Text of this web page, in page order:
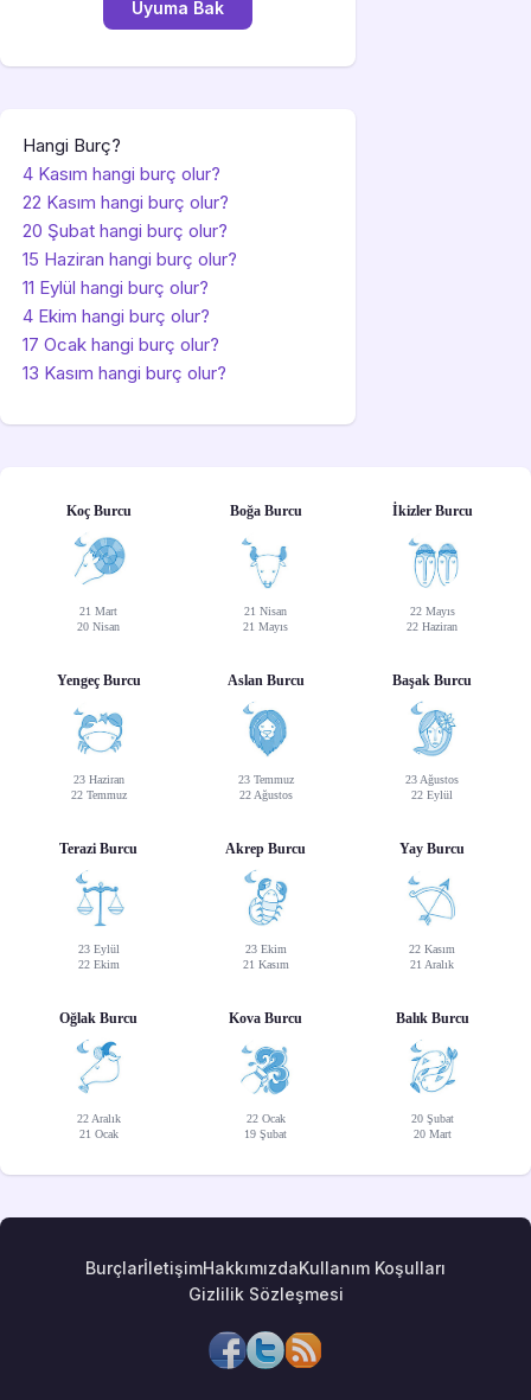
Hangi Burç?
4 Kasım hangi burç olur?
22 Kasım hangi burç olur?
20 Şubat hangi burç olur?
15 Haziran hangi burç olur?
11 Eylül hangi burç olur?
4 Ekim hangi burç olur?
17 Ocak hangi burç olur?
13 Kasım hangi burç olur?
Koç Burcu
21 Mart
20 Nisan
Boğa Burcu
21 Nisan
21 Mayıs
İkizler Burcu
22 Mayıs
22 Haziran
Yengeç Burcu
23 Haziran
22 Temmuz
Aslan Burcu
23 Temmuz
22 Ağustos
Başak Burcu
23 Ağustos
22 Eylül
Terazi Burcu
23 Eylül
22 Ekim
Akrep Burcu
23 Ekim
21 Kasım
Yay Burcu
22 Kasım
21 Aralık
Oğlak Burcu
22 Aralık
21 Ocak
Kova Burcu
22 Ocak
19 Şubat
Balık Burcu
20 Şubat
20 Mart
BurçlarİletişimHakkımızdaKullanım Koşulları
Gizlilik Sözleşmesi